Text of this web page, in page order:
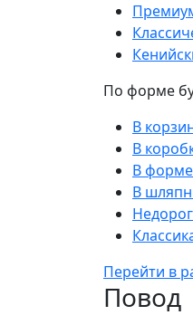
По форме
В
В
В
В
Перейти в
Повод